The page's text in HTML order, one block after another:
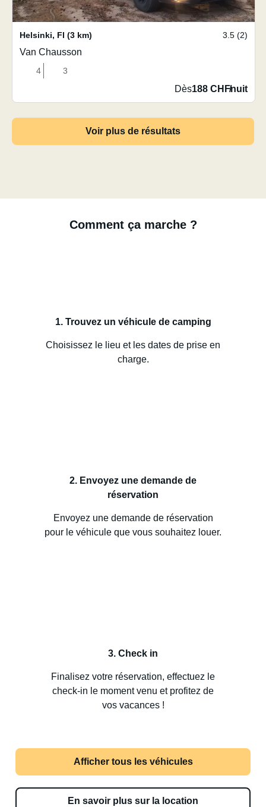
Helsinki, FI (3 km) 3.5 (2)
Van Chausson
4 3
Dès188 CHF/nuit
Voir plus de résultats
Comment ça marche ?
1. Trouvez un véhicule de camping
Choisissez le lieu et les dates de prise en
charge.
2. Envoyez une demande de
réservation
Envoyez une demande de réservation
pour le véhicule que vous souhaitez louer.
3. Check in
Finalisez votre réservation, effectuez le
check-in le moment venu et profitez de
vos vacances !
Afficher tous les véhicules
En savoir plus sur la location